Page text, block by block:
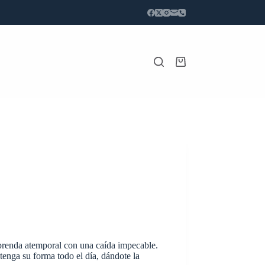
Carro
atemporal con una caída impecable.
su forma todo el día, dándote la